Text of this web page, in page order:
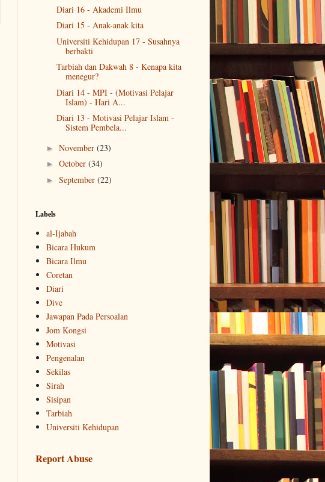
Diari 16 - Akademi Ilmu
Diari 15 - Anak-anak kita
Universiti Kehidupan 17 - Susahnya
berbakti
Tarbiah dan Dakwah 8 - Kenapa kita
menegur?
Diari 14 - MPI - (Motivasi Pelajar
Islam) - Hari A...
Diari 13 - Motivasi Pelajar Islam -
Sistem Pembela...
► November (23)
► October (34)
► September (22)
Labels
al-Ijabah
Bicara Hukum
Bicara Ilmu
Coretan
Diari
Dive
Jawapan Pada Persoalan
Jom Kongsi
Motivasi
Pengenalan
Sekilas
Sirah
Sisipan
Tarbiah
Universiti Kehidupan
Report Abuse